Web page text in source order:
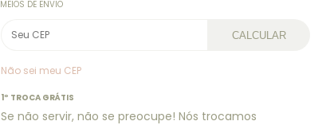
MEIOS DE ENVIO
CALCULAR
Não sei meu CEP
1º TROCA GRÁTIS
Se não servir, não se preocupe! Nós trocamos